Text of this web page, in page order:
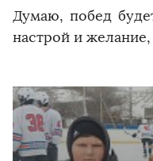
Думаю, побед
настрой и